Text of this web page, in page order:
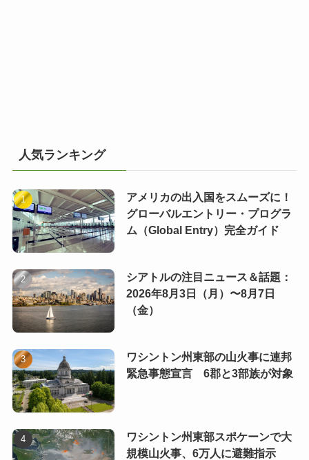
人気ランキング
アメリカの出入国をスムーズに！
グローバルエントリー・プログラ
ム（Global Entry）完全ガイド
シアトルの注目ニュース＆話題：
2026年8月3日（月）〜8月7日
（金）
ワシントン州東部の山火事に連邦
緊急事態宣言 6郡と3部族が対象
ワシントン州東部スポケーンで大
規模山火事、6万人に避難指示